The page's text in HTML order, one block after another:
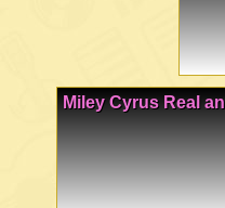
Miley Cyrus Real